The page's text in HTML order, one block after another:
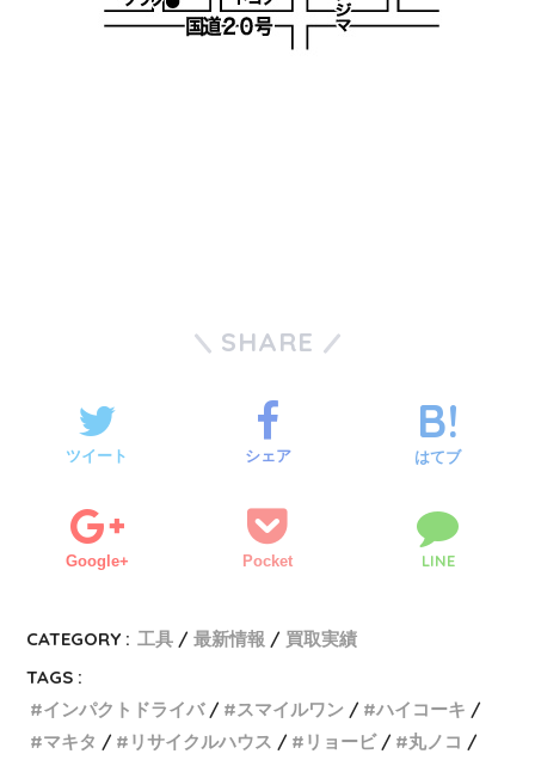
SHARE
ツイート シェア はてブ
Google+ Pocket LINE
CATEGORY : 工具 最新情報
買取実績
TAGS :
インパクトドライバ
スマイルワン
ハイコーキ
マキタ
リサイクルハウス リョービ
丸ノコ